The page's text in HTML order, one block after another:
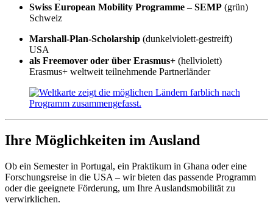
Swiss European Mobility Programme – SEMP (grün)
Schweiz
Marshall-Plan-Scholarship (dunkelviolett-gestreift)
USA
als Freemover oder über Erasmus+ (hellviolett)
Erasmus+ weltweit teilnehmende Partnerländer
Ihre Möglichkeiten im Ausland
Ob ein Semester in Portugal, ein Praktikum in Ghana oder eine
Forschungsreise in die USA – wir bieten das passende Programm
oder die geeignete Förderung, um Ihre Auslandsmobilität zu
verwirklichen.